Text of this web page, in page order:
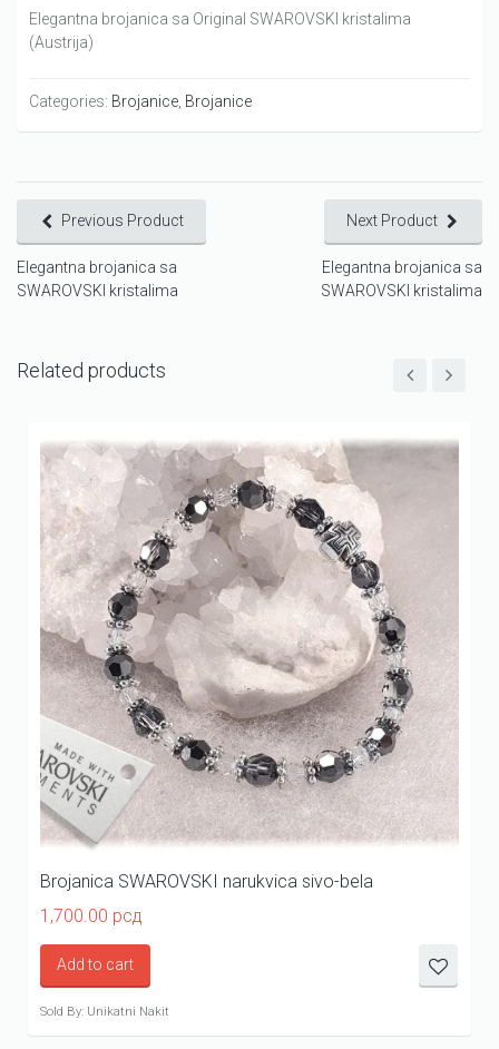
Elegantna brojanica sa Original SWAROVSKI kristalima
(Austrija)
Categories: Brojanice Brojanice
Previous Product
Elegantna brojanica sa
SWAROVSKI kristalima
Next Product
Elegantna brojanica sa
SWAROVSKI kristalima
Related products
Brojanica SWAROVSKI narukvica sivo-bela
1,700.00 рсд
Add to cart
Sold By: Unikatni Nakit